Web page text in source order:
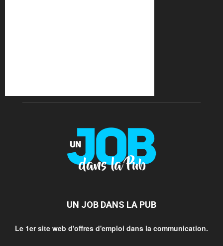
UN JOB DANS LA PUB
Le 1er site web d'offres d'emploi dans la communication.